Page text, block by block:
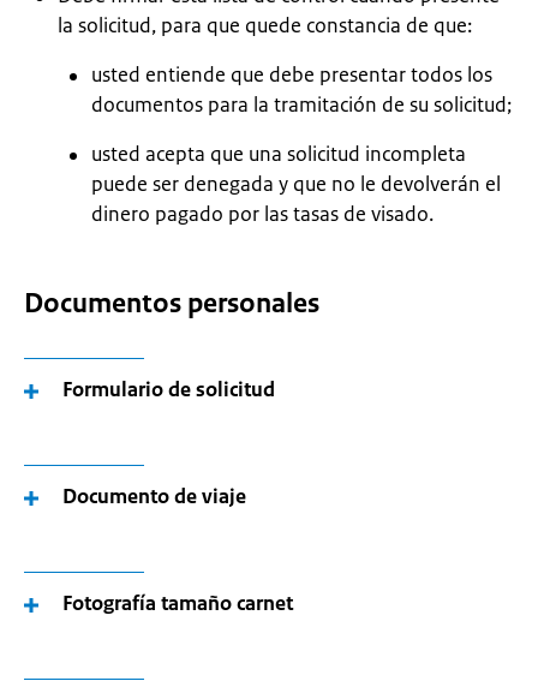
la solicitud, para que quede constancia de que:
usted entiende que debe presentar todos los
documentos para la tramitación de su solicitud;
usted acepta que una solicitud incompleta
puede ser denegada y que no le devolverán el
dinero pagado por las tasas de visado.
Documentos personales
Formulario de solicitud
Documento de viaje
Fotografía tamaño carnet